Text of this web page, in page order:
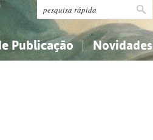
Publicação Novidades